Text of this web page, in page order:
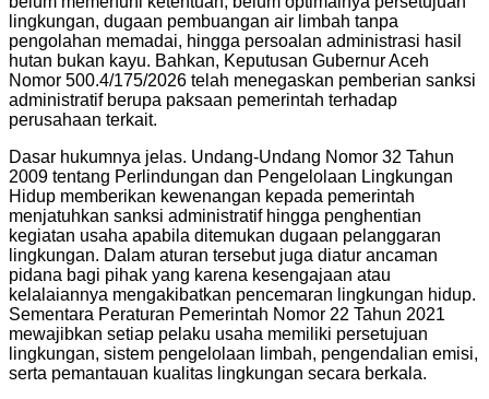
lingkungan, dugaan pembuangan air limbah tanpa
pengolahan memadai, hingga persoalan administrasi hasil
hutan bukan kayu. Bahkan, Keputusan Gubernur Aceh
Nomor 500.4/175/2026 telah menegaskan pemberian sanksi
administratif berupa paksaan pemerintah terhadap
perusahaan terkait.
Dasar hukumnya jelas. Undang-Undang Nomor 32 Tahun
2009 tentang Perlindungan dan Pengelolaan Lingkungan
Hidup memberikan kewenangan kepada pemerintah
menjatuhkan sanksi administratif hingga penghentian
kegiatan usaha apabila ditemukan dugaan pelanggaran
lingkungan. Dalam aturan tersebut juga diatur ancaman
pidana bagi pihak yang karena kesengajaan atau
kelalaiannya mengakibatkan pencemaran lingkungan hidup.
Sementara Peraturan Pemerintah Nomor 22 Tahun 2021
mewajibkan setiap pelaku usaha memiliki persetujuan
lingkungan, sistem pengelolaan limbah, pengendalian emisi,
serta pemantauan kualitas lingkungan secara berkala.